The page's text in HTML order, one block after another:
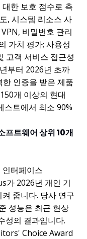
한 보호 점수로 측
, 시스템 리소스 사
비밀번호 관리
가치 평가; 사용성
고객 서비스 접근성
부터 2026년 초까
인증을 받은 제품
개 이상의 현대
스트에서 최소 90%
프트웨어 상위 10개
가 2026년 개인 기
줍니다. 당사 연구
성능은 최근 현상
성의 결과입니다.
Choice Award